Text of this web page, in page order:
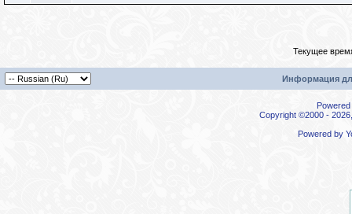
Текущее
Информация
Copyright ©2000 -
Powered by